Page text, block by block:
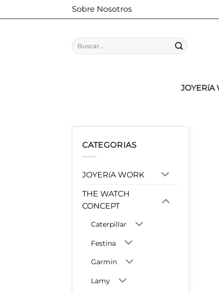
al
Sobre Nosotros
Buscar
por:
JOYERíA
CATEGORIAS
JOYERíA WORK
THE WATCH
CONCEPT
Caterpillar
Festina
Garmin
Lamy